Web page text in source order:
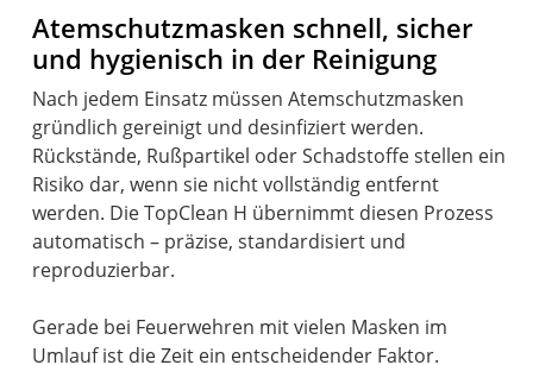
Atemschutzmasken schnell, sicher
und hygienisch in der Reinigung
Nach jedem Einsatz müssen Atemschutzmasken
gründlich gereinigt und desinfiziert werden.
Rückstände, Rußpartikel oder Schadstoffe stellen ein
Risiko dar, wenn sie nicht vollständig entfernt
werden. Die TopClean H übernimmt diesen Prozess
automatisch – präzise, standardisiert und
reproduzierbar.
Gerade bei Feuerwehren mit vielen Masken im
Umlauf ist die Zeit ein entscheidender Faktor.